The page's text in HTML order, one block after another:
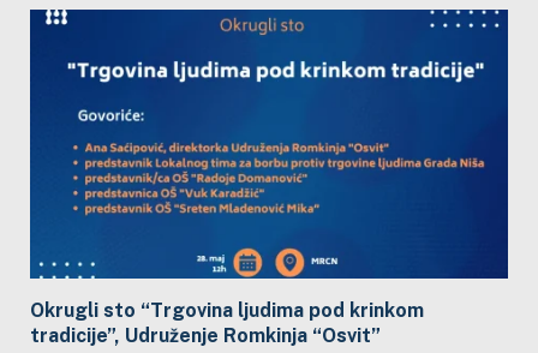
Okrugli sto “Trgovina ljudima pod krinkom
tradicije”, Udruženje Romkinja “Osvit”